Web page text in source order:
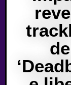
de